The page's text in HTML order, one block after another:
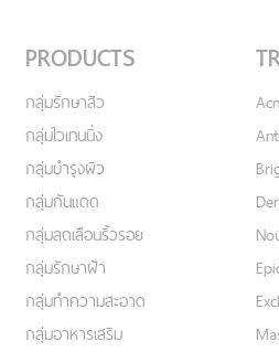
PRODUCTS
กลุ่มรักษาสิว
กลุ่มไวเทนนิ่ง
กลุ่มบำรุงผิว
กลุ่มกันแดด
กลุ่มลดเลือนริ้วรอย
กลุ่มรักษาฝ้า
กลุ่มทำความสะอาด
กลุ่มอาหารเสริม